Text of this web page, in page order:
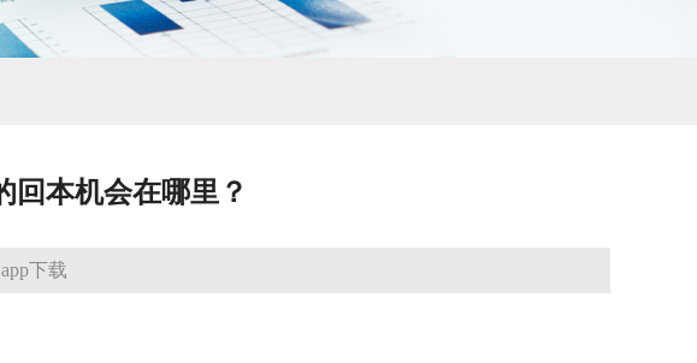
回本机会在哪里？
下载